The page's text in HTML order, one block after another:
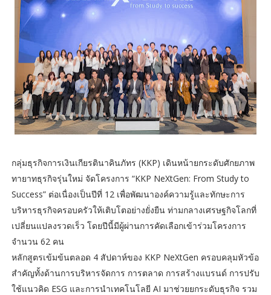
กลุ่มธุรกิจการเงินเกียรตินาคินภัทร (KKP) เดินหน้ายกระดับศักยภาพ
ทายาทธุรกิจรุ่นใหม่ จัดโครงการ “KKP NeXtGen: From Study to
Success” ต่อเนื่องเป็นปีที่ 12 เพื่อพัฒนาองค์ความรู้และทักษะการ
บริหารธุรกิจครอบครัวให้เติบโตอย่างยั่งยืน ท่ามกลางเศรษฐกิจโลกที่
เปลี่ยนแปลงรวดเร็ว โดยปีนี้มีผู้ผ่านการคัดเลือกเข้าร่วมโครงการ
จำนวน 62 คน
หลักสูตรเข้มข้นตลอด 4 สัปดาห์ของ KKP NeXtGen ครอบคลุมหัวข้อ
สำคัญทั้งด้านการบริหารจัดการ การตลาด การสร้างแบรนด์ การปรับ
ใช้แนวคิด ESG และการนำเทคโนโลยี AI มาช่วยยกระดับธุรกิจ รวม